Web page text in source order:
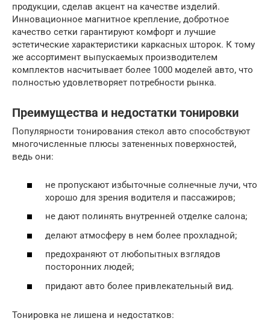
продукции, сделав акцент на качестве изделий.
Инновационное магнитное крепление, добротное
качество сетки гарантируют комфорт и лучшие
эстетические характеристики каркасных шторок. К тому
же ассортимент выпускаемых производителем
комплектов насчитывает более 1000 моделей авто, что
полностью удовлетворяет потребности рынка.
Преимущества и недостатки тонировки
Популярности тонирования стекол авто способствуют
многочисленные плюсы затененных поверхностей,
ведь они:
не пропускают избыточные солнечные лучи, что
хорошо для зрения водителя и пассажиров;
не дают полинять внутренней отделке салона;
делают атмосферу в нем более прохладной;
предохраняют от любопытных взглядов
посторонних людей;
придают авто более привлекательный вид.
Тонировка не лишена и недостатков: